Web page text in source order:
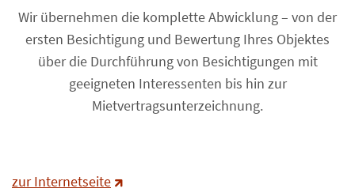
Wir übernehmen die komplette Abwicklung – von der
ersten Besichtigung und Bewertung Ihres Objektes
über die Durchführung von Besichtigungen mit
geeigneten Interessenten bis hin zur
Mietvertragsunterzeichnung.
zur Internetseite